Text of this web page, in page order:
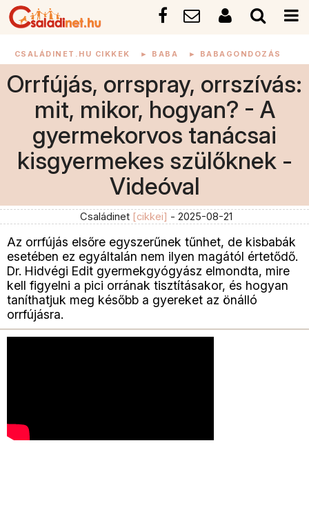
CSALÁDINET.HU CIKKEK ► BABA ► BABAGONDOZÁS
Orrfújás, orrspray, orrszívás:
mit, mikor, hogyan? - A
gyermekorvos tanácsai
kisgyermekes szülőknek -
Videóval
Családinet [cikkei] - 2025-08-21
Az orrfújás elsőre egyszerűnek tűnhet, de kisbabák
esetében ez egyáltalán nem ilyen magától értetődő.
Dr. Hidvégi Edit gyermekgyógyász elmondta, mire
kell figyelni a pici orrának tisztításakor, és hogyan
taníthatjuk meg később a gyereket az önálló
orrfújásra.